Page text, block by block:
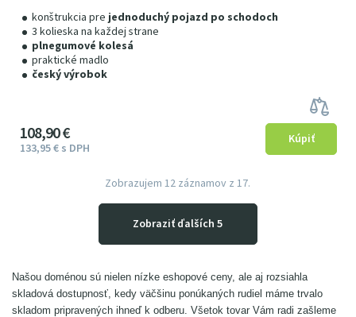
konštrukcia pre jednoduchý pojazd po schodoch
3 kolieska na každej strane
plnegumové kolesá
praktické madlo
český výrobok
108 90€
133 95€ s DPH
Zobrazujem 12 záznamov z 17.
Zobraziť ďalších 5
Našou doménou sú nielen nízke eshopové ceny, ale aj rozsiahla
skladová dostupnosť, kedy väčšinu ponúkaných rudiel máme trvalo
skladom pripravených ihneď k odberu. Všetok tovar Vám radi zašleme